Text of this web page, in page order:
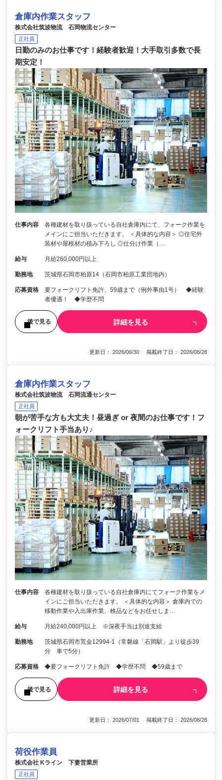
倉庫内作業スタッフ
株式会社筑波物流 石岡物流センター
正社員
日勤のみのお仕事です！経験者歓迎！大手取引多数で長
期安定！
仕事内容
各種建材を取り扱っている自社倉庫内にて、フォーク作業を
メインにご担当いただきます。 ＜具体的な内容＞ ◎住宅外
装材や屋根材の積み下ろし ◎仕分け作業（…
給与 月給260,000円以上
勤務地 茨城県石岡市柏原14（石岡市柏原工業団地内）
応募資格
要フォークリフト免許、59歳まで（例外事由1号） ◆経験
者優遇！ ◆学歴不問
後で見る 詳細を見る
更新日： 2026/06/30 掲載終了日： 2026/08/28
倉庫内作業スタッフ
株式会社筑波物流 石岡流通センター
正社員
朝が苦手な方も大丈夫！昼過ぎ or 夜間のお仕事です！フ
ォークリフト手当あり♪
仕事内容
各種建材を取り扱っている自社倉庫内にてフォーク作業をメ
インにご担当いただきます。 ＜具体的な内容＞ 倉庫内での
移動作業や入出庫作業、検品などをお任せしま…
給与 月給240,000円以上 ※深夜手当は別途支給
勤務地
茨城県石岡市荒金12994-1（常磐線「石岡駅」より徒歩39
分 車で5分）
応募資格 ◆要フォークリフト免許 ◆学歴不問 ◆59歳まで
後で見る 詳細を見る
更新日： 2026/07/01 掲載終了日： 2026/08/28
荷役作業員
株式会社 Kライン 下妻営業所
正社員